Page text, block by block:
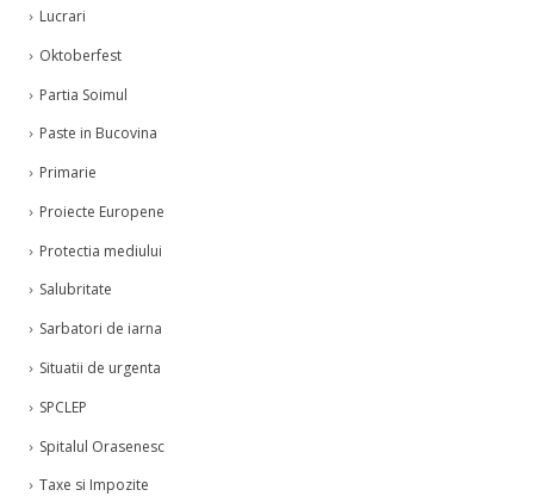
Lucrari
Oktoberfest
Partia Soimul
Paste in Bucovina
Primarie
Proiecte Europene
Protectia mediului
Salubritate
Sarbatori de iarna
Situatii de urgenta
SPCLEP
Spitalul Orasenesc
Taxe si Impozite